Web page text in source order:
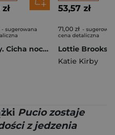
- sugerowana
Kolędy. Cicha noc. Śpiewamy i słuchamy
53,57 zł
71,00 zł -
cena detaliczna
Katie Kirby
Pucio zostaje
z jedzenia